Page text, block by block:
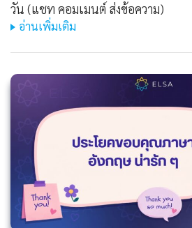
วัน (แชท คอมเมนต์ ส่งข้อความ)
อ่านเพิ่มเติม